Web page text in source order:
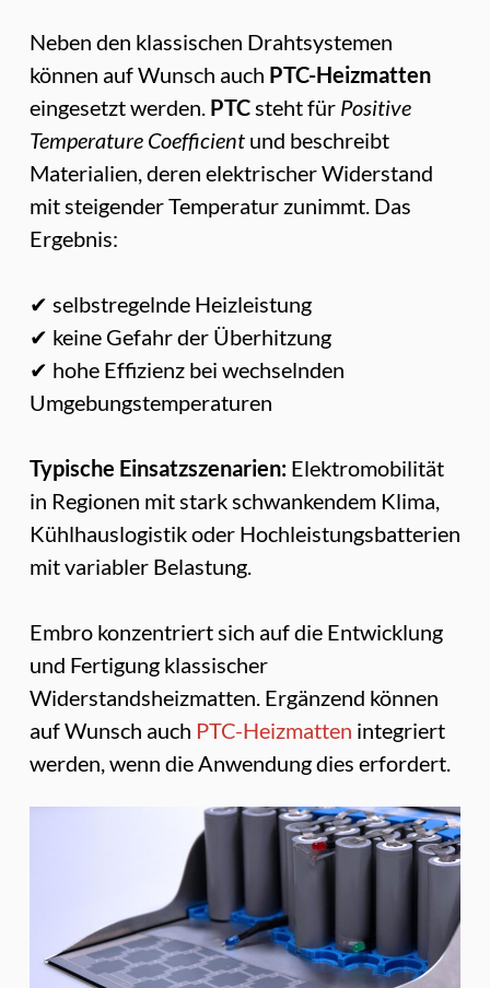
Neben den klassischen Drahtsystemen
können auf Wunsch auch PTC-Heizmatten
eingesetzt werden. PTCsteht für Positive
Temperature Coefficientund beschreibt
Materialien, deren elektrischer Widerstand
mit steigender Temperatur zunimmt. Das
Ergebnis:
✔ selbstregelnde Heizleistung
✔ keine Gefahr der Überhitzung
✔ hohe Effizienz bei wechselnden
Umgebungstemperaturen
Typische Einsatzszenarien:Elektromobilität
in Regionen mit stark schwankendem Klima,
Kühlhauslogistik oder Hochleistungsbatterien
mit variabler Belastung.
Embro konzentriert sich auf die Entwicklung
und Fertigung klassischer
Widerstandsheizmatten. Ergänzend können
auf Wunsch auch PTC-Heizmatten integriert
werden, wenn die Anwendung dies erfordert.